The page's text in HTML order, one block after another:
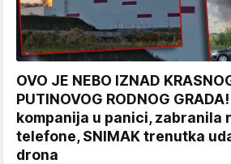
OVO JE NEBO IZNAD
PUTINOVOG RODNOG
kompanija u panici, zabranila
telefone, SNIMAK trenutka
drona